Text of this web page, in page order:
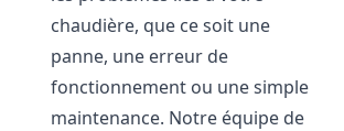
chaudière, que ce soit une
panne, une erreur de
fonctionnement ou une simple
maintenance. Notre équipe de